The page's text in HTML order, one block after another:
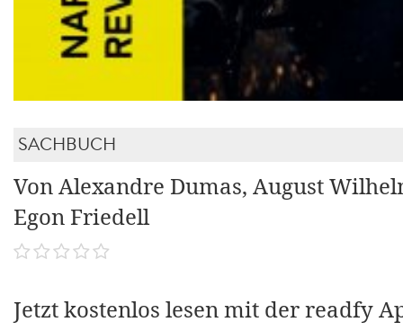
SACHBUCH
Von Alexandre Dumas, August
Egon Friedell
Jetzt kostenlos lesen mit der readfy